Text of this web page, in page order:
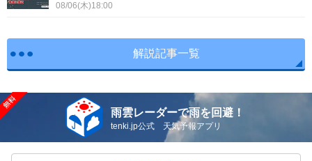
08/06(木)18:00
解説記事一覧
雨雲レーダーで雨を回避！
tenki.jp公式 天気予報アプリ